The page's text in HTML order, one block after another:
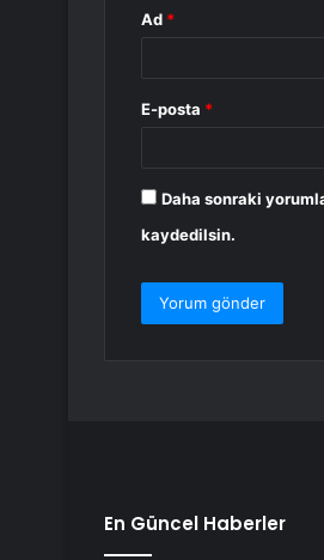
Ad *
E-posta *
Daha sonraki
kaydedilsin.
En Güncel Haberler